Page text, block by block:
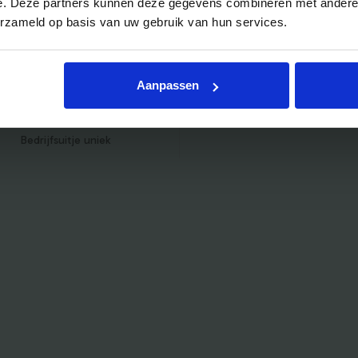
Deze partners kunnen deze gegevens combineren met
op basis van uw gebruik van hun services.
Aanpassen
Bedrijfsuitje indoor
Bedrijfsuitje Brabant
Bedrijfsuitje Eindhoven
Bedrijfsuitje Limburg
Bedrijfsuitje uniek